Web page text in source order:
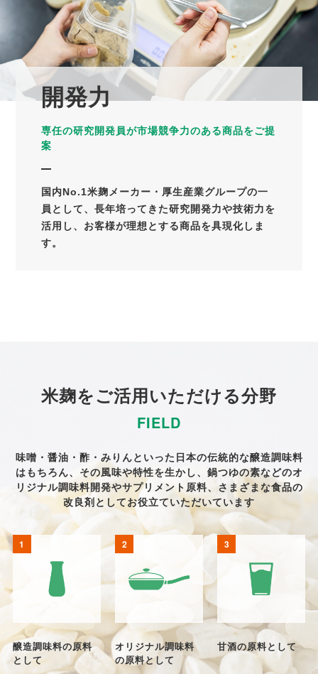
開発力
専任の研究開発員が市場競争力のある商品をご提
案
国内No.1米麹メーカー・厚生産業グループの一
員として、長年培ってきた研究開発力や技術力を
活用し、お客様が理想とする商品を具現化しま
す。
米麹をご活用いただける分野
FIELD
味噌・醤油・酢・みりんといった日本の伝統的な醸造調味料
はもちろん、 その風味や特性を生かし、鍋つゆの素などのオ
リジナル調味料開発やサプリメント原料、さまざまな食品の
改良剤としてお役立ていただいています
醸造調味料の原料
として
オリジナル調味料
の原料として
甘酒の原料として